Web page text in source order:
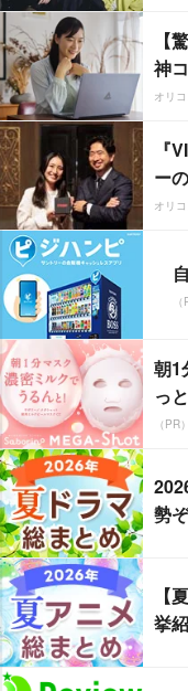
【
神
オリ
『
ー
オリ
朝1
っ
（PR
勢
【
挙